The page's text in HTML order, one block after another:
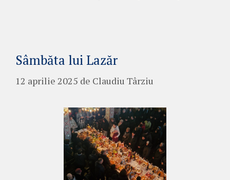
Sâmbăta lui Lazăr
12 aprilie 2025 de Claudiu Târziu